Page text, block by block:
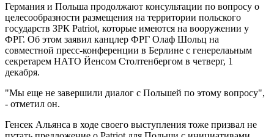
Германия и Польша продолжают консультации по вопросу о
целесообразности размещения на территории польского
государств ЗРК Patriot, которые имеются на вооружении у
ФРГ. Об этом заявил канцлер ФРГ Олаф Шольц на
совместной пресс-конференции в Берлине с генерелаьным
секретарем НАТО Йенсом Столтенбергом в четверг, 1
декабря.
"Мы еще не завершили диалог с Польшей по этому вопросу",
- отметил он.
Генсек Альянса в ходе своего выступления тоже призвал не